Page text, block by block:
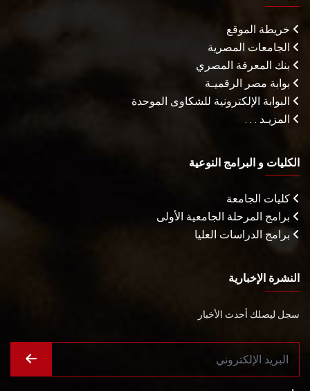
خريطة الموقع
الجامعات المصرية
بنك المعرفة المصري
بوابة مصر الرقميـة
البوابة الإلكترونية للشكاوى الموحدة
المزيـد . . .
الكليات و البرامج النوعية
كليات الجامعة
برامج المرحلة الجامعية الأولى
برامج الدراسات العليا
النشرة الإخبارية
سجل ليصلك أحدث الأخبار